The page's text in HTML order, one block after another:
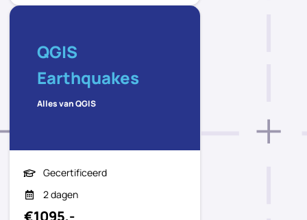
QGIS
Earthquakes
Alles van QGIS
Gecertificeerd
2 dagen